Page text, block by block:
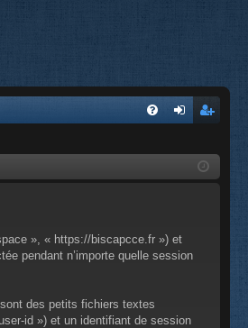
nr
», « https://biscapcce.fr ») et
pendant n’importe quelle session
des petits fichiers textes
id ») et un identifiant de session